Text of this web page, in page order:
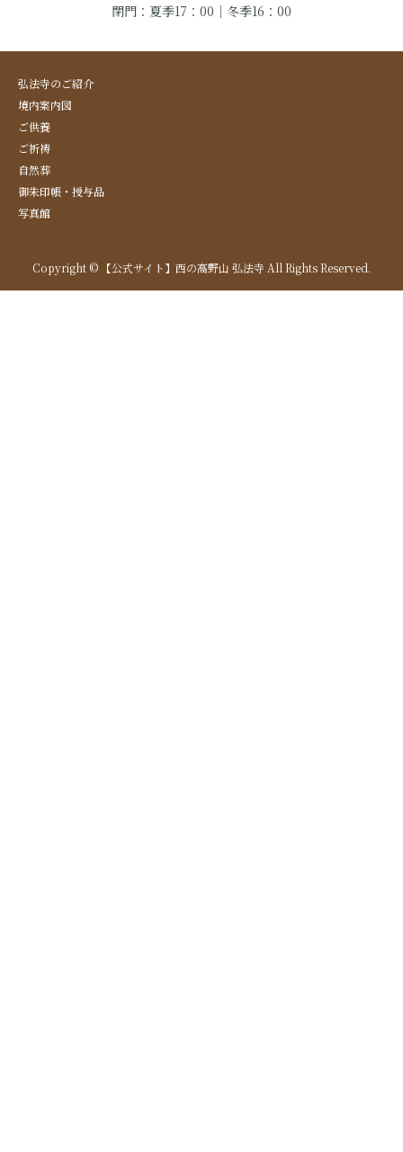
閉門：夏季17：00｜冬季16：00
弘法寺のご紹介
境内案内図
ご供養
ご祈祷
自然葬
御朱印帳・授与品
写真館
Copyright © 【公式サイト】西の高野山 弘法寺 All Rights Reserved.